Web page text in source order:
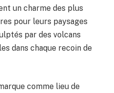
un charme des plus
pour leurs paysages
par des volcans
dans chaque recoin de
comme lieu de